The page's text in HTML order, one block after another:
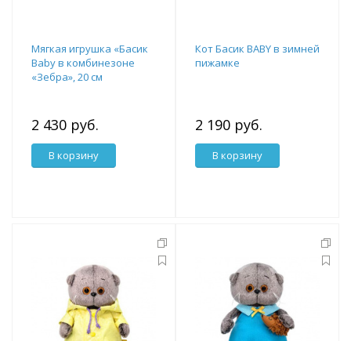
Мягкая игрушка «Басик
Baby в комбинезоне
«Зебра», 20 см
2 430 руб.
В корзину
Кот Басик BABY в зимней
пижамке
2 190 руб.
В корзину